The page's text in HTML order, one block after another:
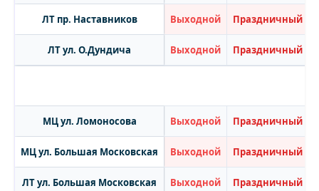
ЛТ пр. Наставников Выходной Праздничный
ЛТ ул. О.Дундича Выходной Праздничный
МЦ ул. Ломоносова Выходной Праздничный
МЦ ул. Большая Московская Выходной Праздничный
ЛТ ул. Большая Московская Выходной Праздничный